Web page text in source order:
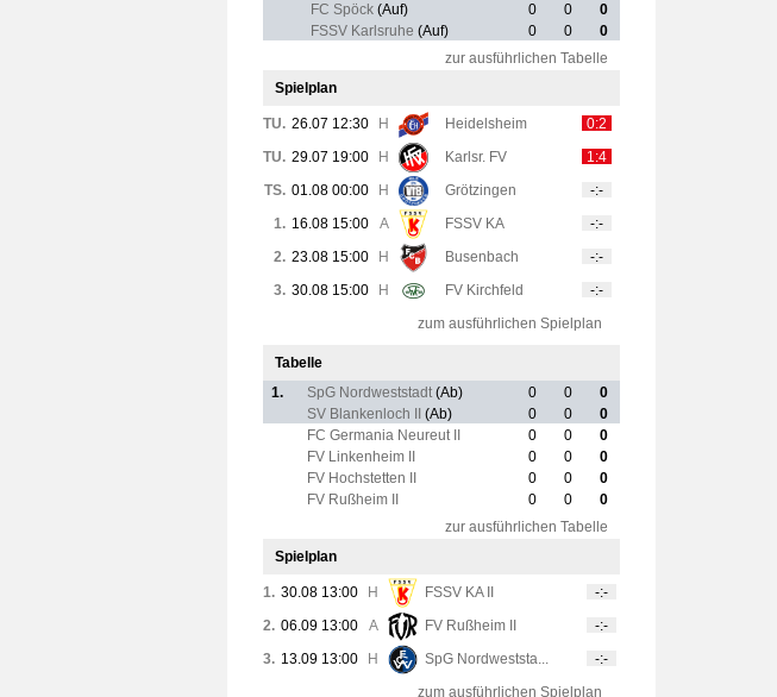
FC Spöck (Auf) 0 0
0
FSSV Karlsruhe (Auf) 0 0
0
zur ausführlichen Tabelle
Spielplan
TU. 26.07 12:30 H Heidelsheim
0:2
TU. 29.07 19:00 H Karlsr. FV
1:4
TS. 01.08 00:00 H Grötzingen
-:-
1. 16.08 15:00 A FSSV KA
-:-
2. 23.08 15:00 H Busenbach
-:-
3. 30.08 15:00 H FV Kirchfeld
-:-
zum ausführlichen Spielplan
Tabelle
1.
SpG Nordweststadt (Ab) 0 0
0
SV Blankenloch II
(Ab) 0 0
0
FC Germania Neureut II
0 0
0
FV Linkenheim II
0 0
0
FV Hochstetten II
0 0
0
FV Rußheim II
0 0
0
zur ausführlichen Tabelle
Spielplan
1. 30.08 13:00 H FSSV KA II
-:-
2. 06.09 13:00 A FV Rußheim II
-:-
3. 13.09 13:00 H SpG Nordweststa...
-:-
zum ausführlichen Spielplan